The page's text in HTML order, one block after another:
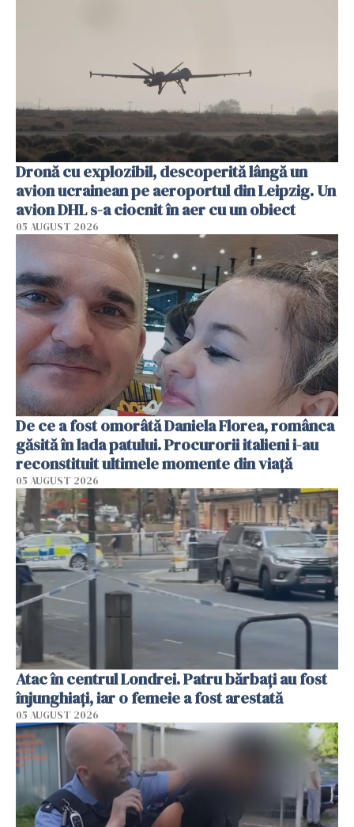
Dronă cu explozibil, descoperită lângă un
avion ucrainean pe aeroportul din Leipzig. Un
avion DHL s-a ciocnit în aer cu un obiect
05 AUGUST 2026
De ce a fost omorâtă Daniela Florea, românca
găsită în lada patului. Procurorii italieni i-au
reconstituit ultimele momente din viață
05 AUGUST 2026
Atac în centrul Londrei. Patru bărbați au fost
înjunghiați, iar o femeie a fost arestată
05 AUGUST 2026